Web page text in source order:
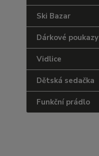
Ski Bazar
Dárkové poukazy
Vidlice
Dětská sedačka
Funkční prádlo